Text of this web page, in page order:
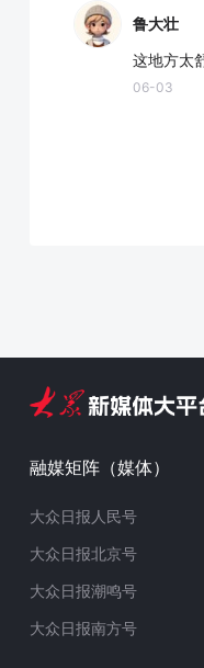
鲁大壮
这地方太
06-03
融媒矩阵（媒体）
大众日报人民号
大众日报北京号
大众日报潮鸣号
大众日报南方号